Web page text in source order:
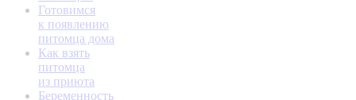
Готовимся
к появлению
питомца дома
Как взять
питомца
из приюта
Беременность